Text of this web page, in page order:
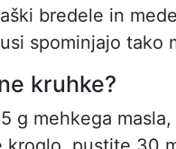
bredele in
spominjajo tako
kruhke?
g mehkega